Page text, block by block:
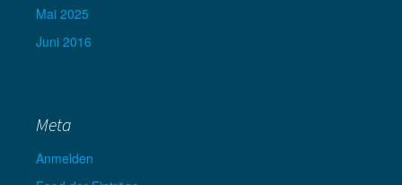
Mai 2025
Juni 2016
Meta
Anmelden